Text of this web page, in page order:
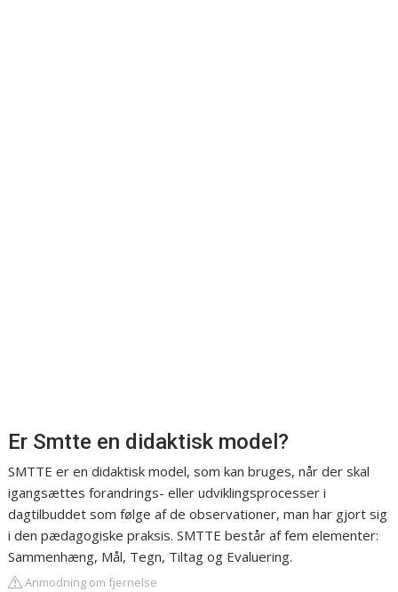
Er Smtte en didaktisk model?
SMTTE er en didaktisk model, som kan bruges, når der skal
igangsættes forandrings- eller udviklingsprocesser i
dagtilbuddet som følge af de observationer, man har gjort sig
i den pædagogiske praksis. SMTTE består af fem elementer:
Sammenhæng, Mål, Tegn, Tiltag og Evaluering.
Anmodning om fjernelse